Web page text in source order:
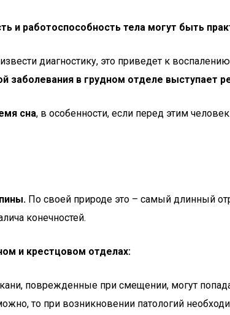
и работоспособность тела могут быть
диагностику, это приведет к
заболевания в грудном отделе выступает
сна, в особенности, если перед этим
По своей природе это – самый длинный
конечностей.
и крестцовом отделах:
поврежденные при смещении, могут
то при возникновении патологий